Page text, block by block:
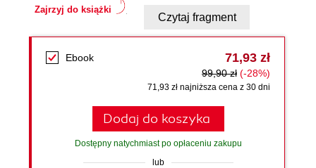
Zajrzyj do książki
Czytaj fragment
Ebook 71,93 zł
99,90 zł (-28%)
71,93 zł najniższa cena z 30 dni
Dodaj do koszyka
Dostępny natychmiast po opłaceniu zakupu
lub